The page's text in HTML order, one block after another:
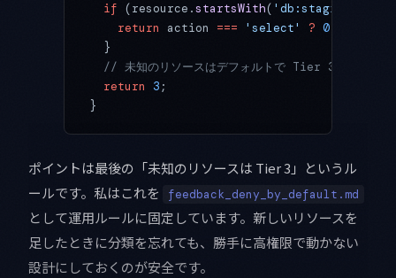
  if
(resource.startsWith( 'db:staging:'
    return
action === 'select' ? 0
  }
// 未知のリソースはデフォルトで Tier 3 にして
  return
3 ;
}
ポイントは最後の「未知のリソースは Tier 3」というル
ールです。私はこれを
feedback_deny_by_default.md
として運用ルールに固定しています。新しいリソースを
足したときに分類を忘れても、勝手に高権限で動かない
設計にしておくのが安全です。